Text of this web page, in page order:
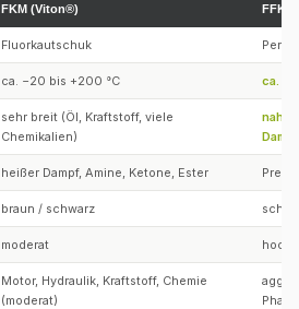
FKM (Viton®) FFKM
Fluorkautschuk
ca. −20 bis +200 °C ca.
sehr breit (Öl, Kraftstoff, viele
Chemikalien)
heißer Dampf, Amine, Ketone, Ester Preis
braun / schwarz
moderat hoch
Motor, Hydraulik, Kraftstoff, Chemie
(moderat)